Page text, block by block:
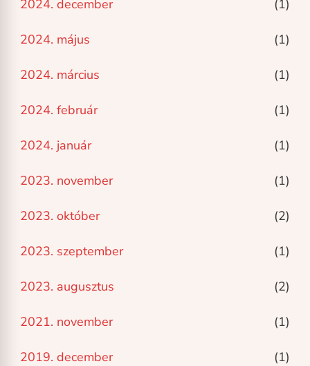
2024. december (1)
2024. május (1)
2024. március (1)
2024. február (1)
2024. január (1)
2023. november (1)
2023. október (2)
2023. szeptember (1)
2023. augusztus (2)
2021. november (1)
2019. december (1)